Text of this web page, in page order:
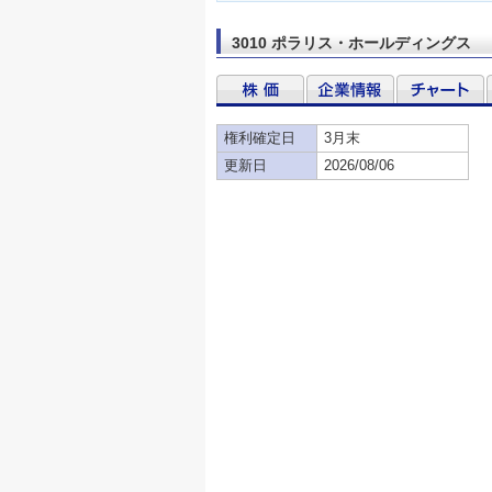
3010 ポラリス・ホールディングス
権利確定日
3月末
更新日
2026/08/06